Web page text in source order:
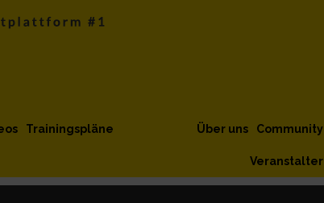
Trainingspläne Community
Über uns
Veranstalter